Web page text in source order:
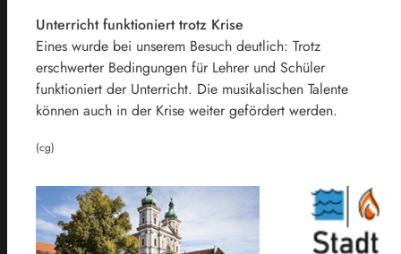
Unterricht funktioniert trotz Krise
Eines wurde bei unserem Besuch deutlich: Trotz
erschwerter Bedingungen für Lehrer und Schüler
funktioniert der Unterricht. Die musikalischen Talente
können auch in der Krise weiter gefördert werden.
(cg)